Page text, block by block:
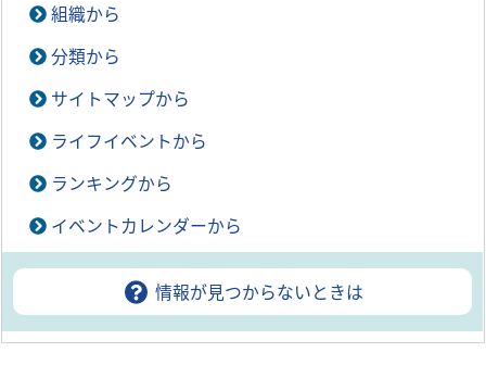
組織から
分類から
サイトマップから
ライフイベントから
ランキングから
イベントカレンダーから
情報が見つからないときは